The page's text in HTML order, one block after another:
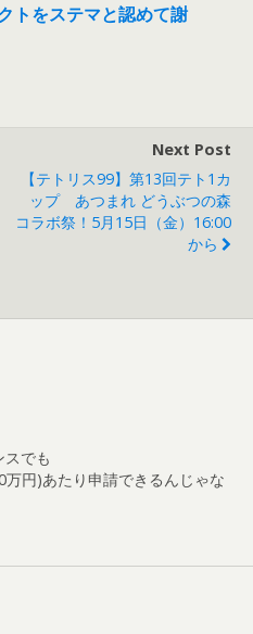
トをステマと認めて謝
Next Post
【テトリス99】第13回テト1カ
ップ あつまれ どうぶつの森
コラボ祭！5月15日（金）16:00
から
スでも
円)あたり申請できるんじゃな